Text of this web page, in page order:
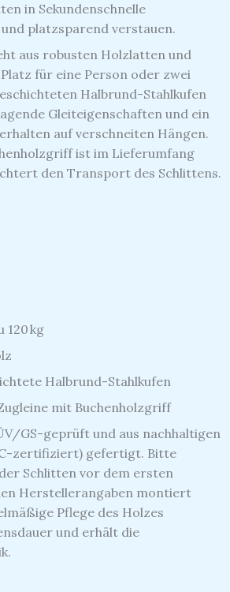
in Sekundenschnelle
platzsparend verstauen.
aus robusten Holzlatten und
für eine Person oder zwei
Halbrund-Stahlkufen
Gleiteigenschaften und ein
auf verschneiten Hängen.
ist im Lieferumfang
den Transport des Schlittens.
120 kg
Halbrund-Stahlkufen
mit Buchenholzgriff
GS-geprüft und aus nachhaltigen
zertifiziert) gefertigt. Bitte
Schlitten vor dem ersten
Herstellerangaben montiert
Pflege des Holzes
und erhält die